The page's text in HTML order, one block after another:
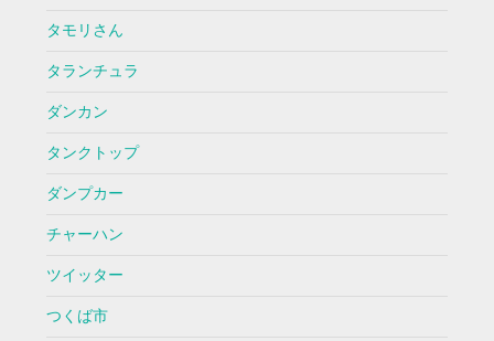
タモリさん
タランチュラ
ダンカン
タンクトップ
ダンプカー
チャーハン
ツイッター
つくば市